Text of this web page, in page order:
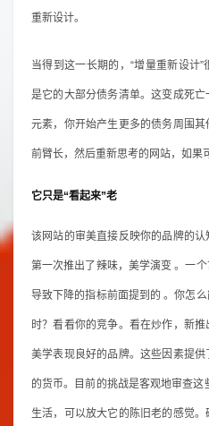
重新设计。
当得到这一长期的，“增量重新设计
是它的大部分债务清单。这变成死
元素，你开始产生更多的债务周围
前臂长，然后重新思考的网站，如果
它只是“看起来”老
该网站的审美直接反映你的品牌的
第一次推出了辣味，美学演变 。一
导致下降的指标前面提到的 。你怎
时？看看你的竞争。看在炒作，新
美学表现良好的品牌。这些因素提
的货币。目前的挑战是客观地审查
生活，可以放大它的陈旧老的感觉